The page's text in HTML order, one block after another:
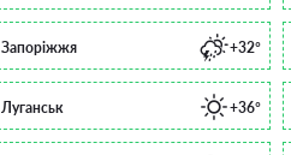
Запоріжжя +32°
Луганськ +36°